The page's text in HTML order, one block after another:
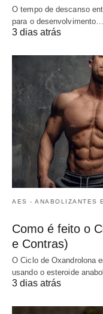
O tempo de descanso
para o desenvolvimento…
3 dias atrás
AES - ANABOLIZANTES
Como é feito o
e Contras)
O Ciclo de Oxandrolona
usando o esteroide
3 dias atrás